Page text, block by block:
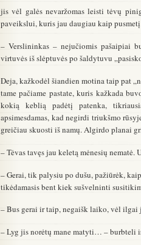
jis vėl galės nevaržomas leisti tėvų
paveikslui, kuris jau daugiau kaip
– Verslininkas – nejučiomis pašaipiai
virtuvės iš slėptuvės po šaldytuvu
Deja, kažkodėl šiandien motina taip pat
tame pačiame pastate, kuris kažkada
kokią keblią padėtį patenka,
apsimesdamas, kad negirdi triukšmo
greičiau skuosti iš namų. Algirdo planai
– Tėvas tavęs jau keletą mėnesių
– Gerai, tik palysiu po dušu, pažiūrėk,
tikėdamasis bent kiek sušvelninti
– Bus gerai ir taip, negaišk laiko, vėl ilgai
– Lyg jis norėtų mane matyti… – burbteli